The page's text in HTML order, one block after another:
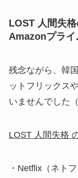
LOST 人間失
Amazonプライ
残念ながら、韓
ットフリックス
いませんでした
LOST 人間失格
・Netflix（ネト